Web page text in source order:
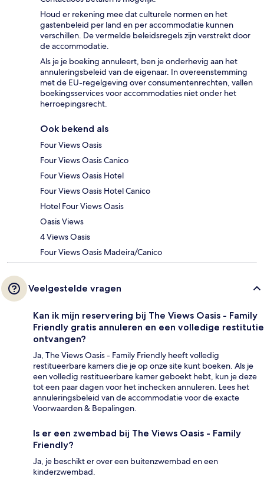
Houd er rekening mee dat culturele normen en het
gastenbeleid per land en per accommodatie kunnen
verschillen. De vermelde beleidsregels zijn verstrekt door
de accommodatie.
Als je je boeking annuleert, ben je onderhevig aan het
annuleringsbeleid van de eigenaar. In overeenstemming
met de EU-regelgeving over consumentenrechten, vallen
boekingsservices voor accommodaties niet onder het
herroepingsrecht.
Ook bekend als
Four Views Oasis
Four Views Oasis Canico
Four Views Oasis Hotel
Four Views Oasis Hotel Canico
Hotel Four Views Oasis
Oasis Views
4 Views Oasis
Four Views Oasis Madeira/Canico
Veelgestelde vragen
Kan ik mijn reservering bij The Views Oasis - Family
Friendly gratis annuleren en een volledige restitutie
ontvangen?
Ja, The Views Oasis - Family Friendly heeft volledig
restitueerbare kamers die je op onze site kunt boeken. Als je
een volledig restitueerbare kamer geboekt hebt, kun je deze
tot een paar dagen voor het inchecken annuleren. Lees het
annuleringsbeleid van de accommodatie voor de exacte
Voorwaarden & Bepalingen.
Is er een zwembad bij The Views Oasis - Family
Friendly?
Ja, je beschikt er over een buitenzwembad en een
kinderzwembad.